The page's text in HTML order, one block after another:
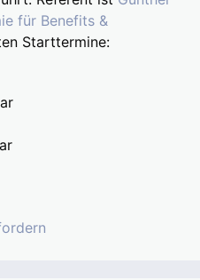
für Benefits &
Starttermine: